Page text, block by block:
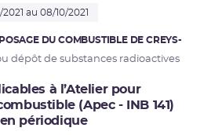
au 08/10/2021
DU COMBUSTIBLE DE CREYS-
dépôt de substances radioactives
à l’Atelier pour
(Apec - INB 141)
périodique